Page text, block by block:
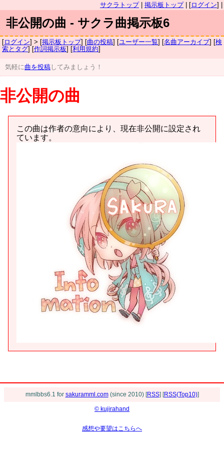
サクラトップ| 掲示板トップ| [ログイン] |
非公開の曲 - サクラ曲掲示板6
[ログイン] > [掲示板トップ] [曲の投稿] [ユーザー一覧] [名曲アーカイブ] [検
索とタグ] [作詞掲示板] [利用規約]
気軽に曲を投稿 してみましょう！
非公開の曲
この曲は作者の意向により、現在非公開に設定され
ています。
mmlbbs6.1 for sakuramml.com(since 2010) [RSS] [RSS(Top10)]
© kujirahand
感想や要望はこちらへ